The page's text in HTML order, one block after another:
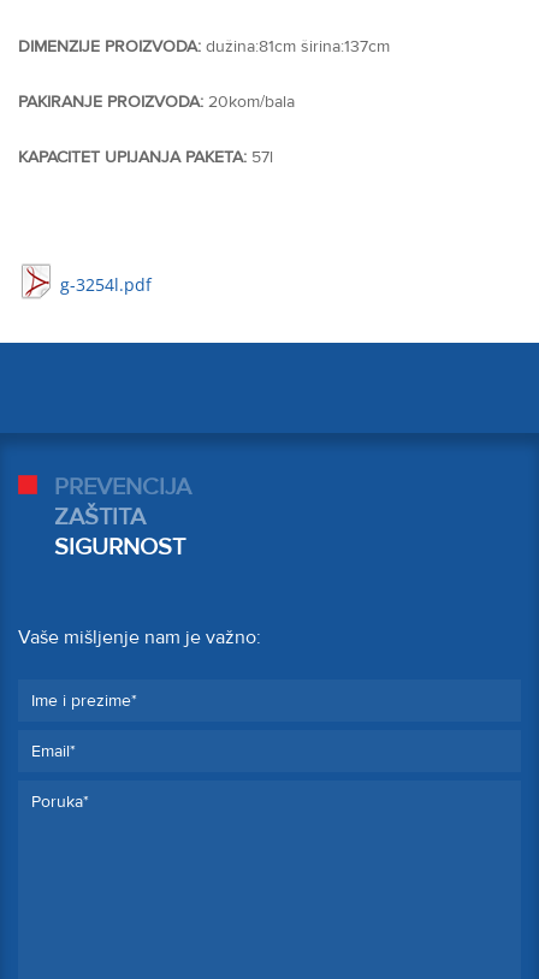
DIMENZIJE PROIZVODA: dužina:81cm širina:137cm
PAKIRANJE PROIZVODA: 20kom/bala
KAPACITET UPIJANJA PAKETA: 57l
g-3254l.pdf
PREVENCIJA
ZAŠTITA
SIGURNOST
Vaše mišljenje nam je važno: